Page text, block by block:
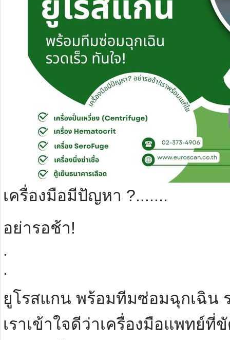
เครื่องมือมีปัญหา ?.......
อย่ารอช้า!
.
.
ยูโรสแกน พร้อมทีมซ่อมฉุกเฉิน
เราเข้าใจดีว่าเครื่องมือแพทย์